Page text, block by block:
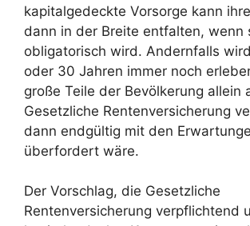
kapitalgedeckte Vorsorge kann
dann in der Breite entfalten, wenn
obligatorisch wird. Andernfalls
oder 30 Jahren immer noch
große Teile der Bevölkerung allein
Gesetzliche Rentenversicherung
dann endgültig mit den
überfordert wäre.
Der Vorschlag, die Gesetzliche
Rentenversicherung verpflichtend